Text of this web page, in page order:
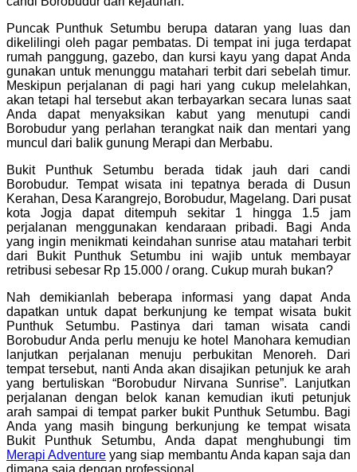
Puncak Punthuk Setumbu berupa dataran yang luas dan
dikelilingi oleh pagar pembatas. Di tempat ini juga terdapat
rumah panggung, gazebo, dan kursi kayu yang dapat Anda
gunakan untuk menunggu matahari terbit dari sebelah timur.
Meskipun perjalanan di pagi hari yang cukup melelahkan,
akan tetapi hal tersebut akan terbayarkan secara lunas saat
Anda dapat menyaksikan kabut yang menutupi candi
Borobudur yang perlahan terangkat naik dan mentari yang
muncul dari balik gunung Merapi dan Merbabu.
Bukit Punthuk Setumbu berada tidak jauh dari candi
Borobudur. Tempat wisata ini tepatnya berada di Dusun
Kerahan, Desa Karangrejo, Borobudur, Magelang. Dari pusat
kota Jogja dapat ditempuh sekitar 1 hingga 1.5 jam
perjalanan menggunakan kendaraan pribadi. Bagi Anda
yang ingin menikmati keindahan sunrise atau matahari terbit
dari Bukit Punthuk Setumbu ini wajib untuk membayar
retribusi sebesar Rp 15.000 / orang. Cukup murah bukan?
Nah demikianlah beberapa informasi yang dapat Anda
dapatkan untuk dapat berkunjung ke tempat wisata bukit
Punthuk Setumbu. Pastinya dari taman wisata candi
Borobudur Anda perlu menuju ke hotel Manohara kemudian
lanjutkan perjalanan menuju perbukitan Menoreh. Dari
tempat tersebut, nanti Anda akan disajikan petunjuk ke arah
yang bertuliskan “Borobudur Nirvana Sunrise”. Lanjutkan
perjalanan dengan belok kanan kemudian ikuti petunjuk
arah sampai di tempat parker bukit Punthuk Setumbu. Bagi
Anda yang masih bingung berkunjung ke tempat wisata
Bukit Punthuk Setumbu, Anda dapat menghubungi tim
Merapi Adventure yang siap membantu Anda kapan saja dan